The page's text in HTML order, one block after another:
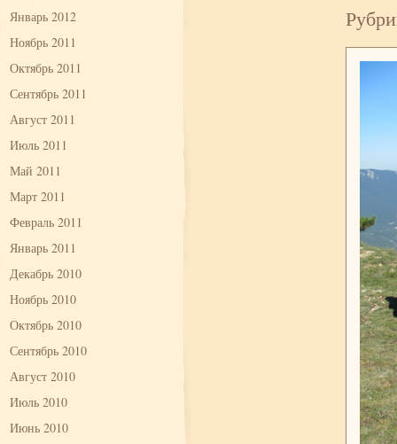
Январь 2012
Ноябрь 2011
Октябрь 2011
Сентябрь 2011
Август 2011
Июль 2011
Май 2011
Март 2011
Февраль 2011
Январь 2011
Декабрь 2010
Ноябрь 2010
Октябрь 2010
Сентябрь 2010
Август 2010
Июль 2010
Июнь 2010